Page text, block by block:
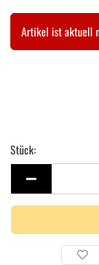
Artikel ist aktuell
Stück:
Stück